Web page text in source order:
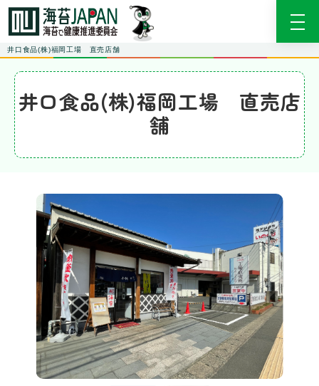
井口食品(株)福岡工場 直売店舗
井口食品(株)福岡工場 直売店
舗